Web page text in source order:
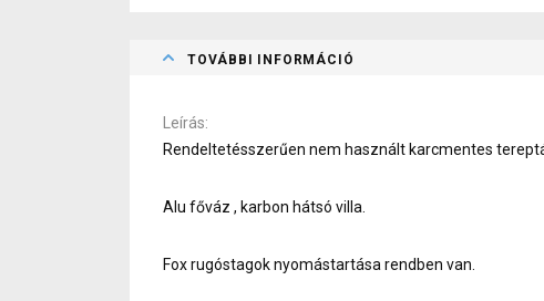
TOVÁBBI INFORMÁCIÓ
Leírás
Rendeltetésszerűen nem használt karcmentes
Alu főváz , karbon hátsó villa.
Fox rugóstagok nyomástartása rendben van.